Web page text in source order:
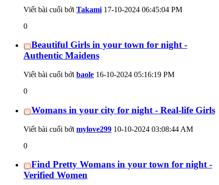
Viết bài cuối bởi Takami 17-10-2024 06:45:04 PM
0
Beautiful Girls in your town for night -
Authentic Maidens
Viết bài cuối bởi baole 16-10-2024 05:16:19 PM
0
Womans in your city for night - Real-life Girls
Viết bài cuối bởi mylove299 10-10-2024 03:08:44 AM
0
Find Pretty Womans in your town for night -
Verified Women